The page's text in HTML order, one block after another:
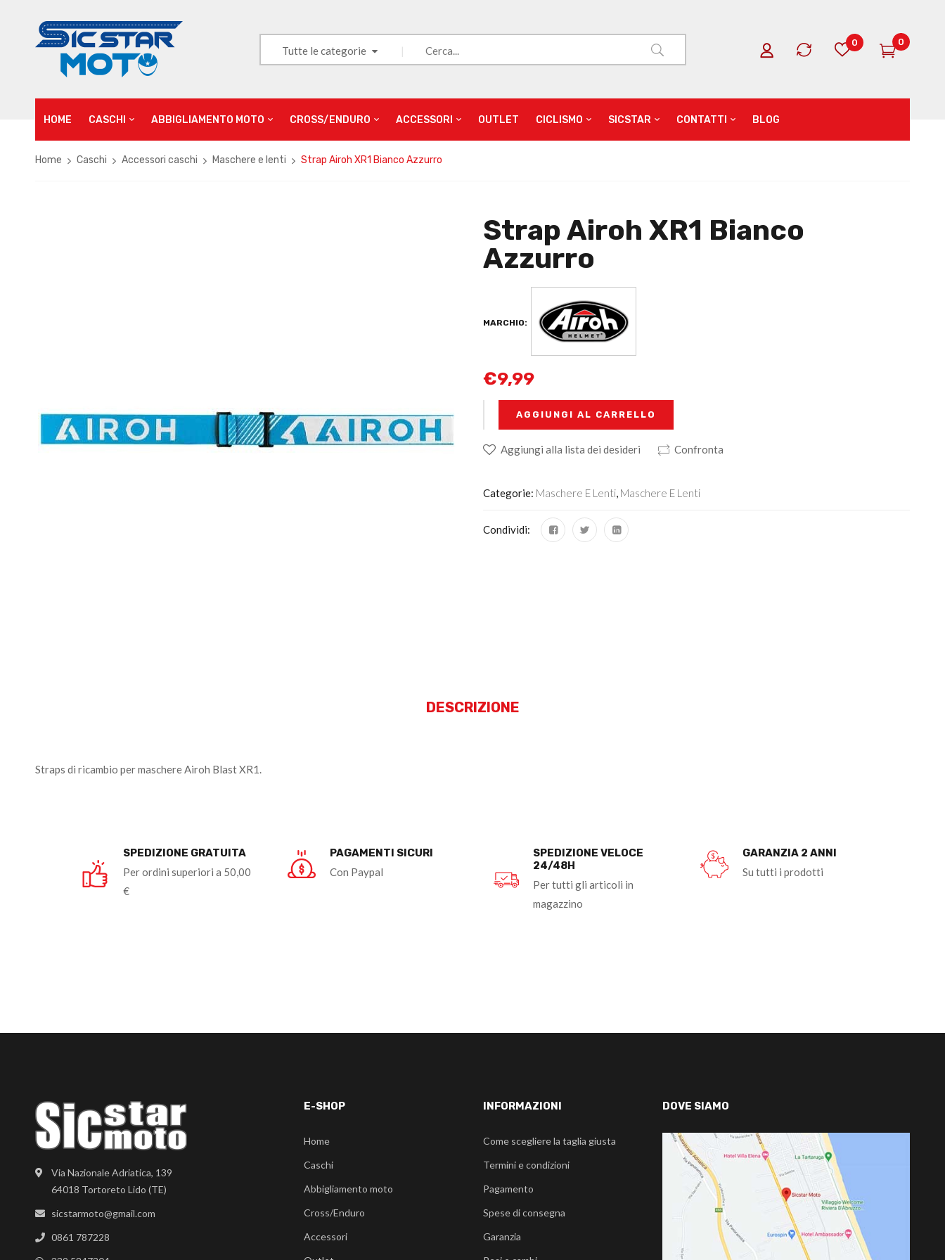
Tutte le categorie
0 0
HOME CASCHI ABBIGLIAMENTO MOTO CROSS/ENDURO ACCESSORI OUTLET CICLISMO SICSTAR CONTATTI BLOG
Home Caschi Accessori caschi Maschere e lenti Strap Airoh XR1 Bianco Azzurro
Strap Airoh XR1 Bianco
Azzurro
MARCHIO:
€9,99
AGGIUNGI AL CARRELLO
Aggiungi alla lista dei desideri Confronta
Categorie: Maschere E Lenti Maschere E Lenti
Condividi:
DESCRIZIONE
Straps di ricambio per maschere Airoh Blast XR1.
SPEDIZIONE GRATUITA
Per ordini superiori a 50,00
€
PAGAMENTI SICURI
Con Paypal
SPEDIZIONE VELOCE
24/48H
Per tutti gli articoli in
magazzino
GARANZIA 2 ANNI
Su tutti i prodotti
Via Nazionale Adriatica, 139
64018 Tortoreto Lido (TE)
sicstarmoto@gmail.com
0861 787228
E-SHOP
Home
Caschi
Abbigliamento moto
Cross/Enduro
Accessori
INFORMAZIONI
Come scegliere la taglia giusta
Termini e condizioni
Pagamento
Spese di consegna
Garanzia
DOVE SIAMO